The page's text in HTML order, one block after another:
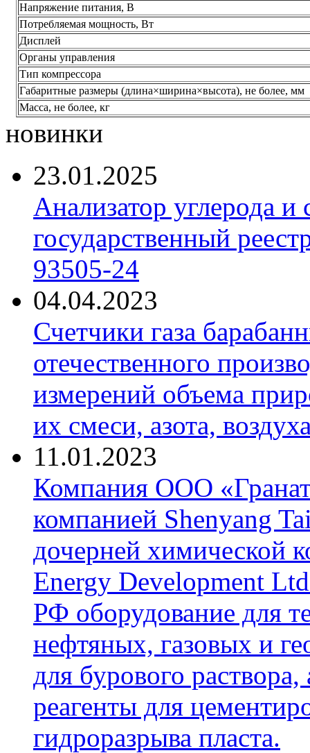
Напряжение питания, В
Потребляемая мощность, Вт
Дисплей
Органы управления
Тип компрессора
Габаритные размеры (длина×ширина×высота), не более, мм
Масса, не более, кг
новинки
23.01.2025
Анализатор углерода
государственный
93505-24
04.04.2023
Счетчики газа
отечественного
измерений объема
их смеси, азота,
11.01.2023
Компания ООО
компанией Shenyang
дочерней химической
Energy Development
РФ оборудование для
нефтяных, газовых и
для бурового
реагенты для
гидроразрыва пласта.